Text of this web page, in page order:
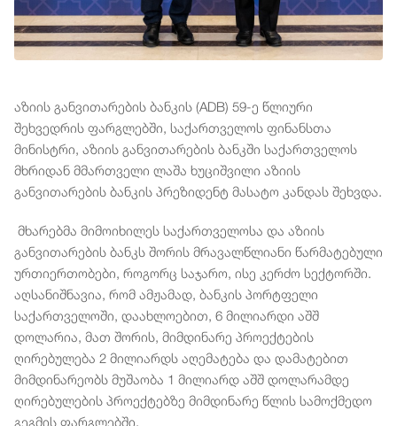
აზიის განვითარების ბანკის (ADB) 59-ე წლიური
შეხვედრის ფარგლებში, საქართველოს ფინანსთა
მინისტრი, აზიის განვითარების ბანკში საქართველოს
მხრიდან მმართველი ლაშა ხუციშვილი აზიის
განვითარების ბანკის პრეზიდენტ მასატო კანდას შეხვდა.
მხარებმა მიმოიხილეს საქართველოსა და აზიის
განვითარების ბანკს შორის მრავალწლიანი წარმატებული
ურთიერთობები, როგორც საჯარო, ისე კერძო სექტორში.
აღსანიშნავია, რომ ამჟამად, ბანკის პორტფელი
საქართველოში, დაახლოებით, 6 მილიარდი აშშ
დოლარია, მათ შორის, მიმდინარე პროექტების
ღირებულება 2 მილიარდს აღემატება და დამატებით
მიმდინარეობს მუშაობა 1 მილიარდ აშშ დოლარამდე
ღირებულების პროექტებზე მიმდინარე წლის სამოქმედო
გეგმის ფარგლებში.